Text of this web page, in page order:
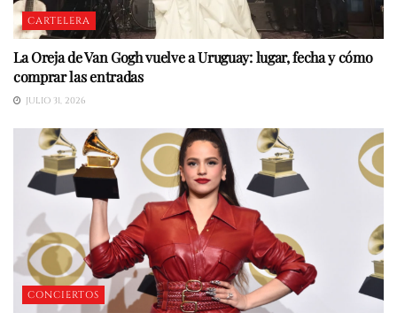
CARTELERA
La Oreja de Van Gogh vuelve a Uruguay: lugar, fecha y cómo
comprar las entradas
JULIO 31, 2026
CONCIERTOS